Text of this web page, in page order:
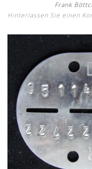
Frank
Hinterlassen Sie einen